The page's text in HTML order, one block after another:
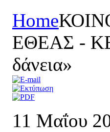
Home
ΕΘΕΑΣ -
δάνεια»
11 Μαΐου